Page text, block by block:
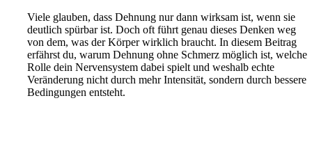
Viele glauben, dass Dehnung nur dann wirksam ist, wenn sie
deutlich spürbar ist. Doch oft führt genau dieses Denken weg
von dem, was der Körper wirklich braucht. In diesem Beitrag
erfährst du, warum Dehnung ohne Schmerz möglich ist, welche
Rolle dein Nervensystem dabei spielt und weshalb echte
Veränderung nicht durch mehr Intensität, sondern durch bessere
Bedingungen entsteht.